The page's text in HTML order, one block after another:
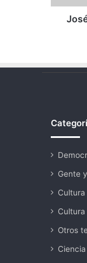
Gente
Cultura
Otros